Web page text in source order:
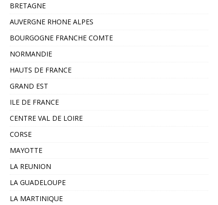
BRETAGNE
AUVERGNE RHONE ALPES
BOURGOGNE FRANCHE COMTE
NORMANDIE
HAUTS DE FRANCE
GRAND EST
ILE DE FRANCE
CENTRE VAL DE LOIRE
CORSE
MAYOTTE
LA REUNION
LA GUADELOUPE
LA MARTINIQUE